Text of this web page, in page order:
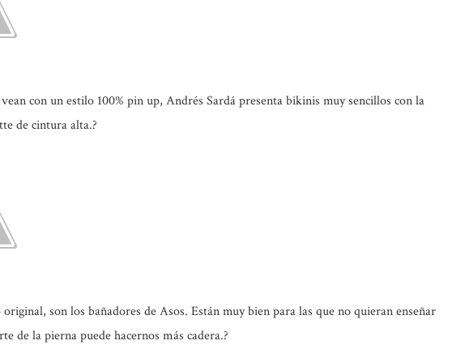
con un estilo 100% pin up, Andrés Sardá presenta bikinis muy sencillos con la
de cintura alta.?
son los bañadores de Asos. Están muy bien para las que no quieran enseñar
de la pierna puede hacernos más cadera.?